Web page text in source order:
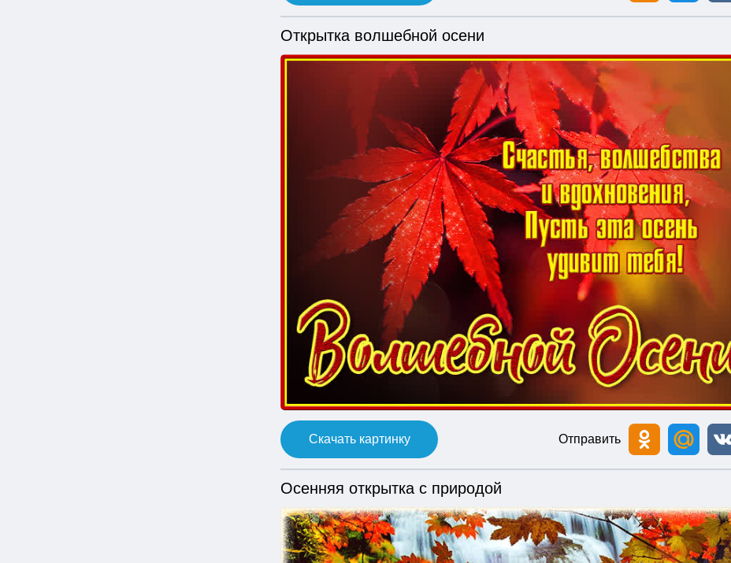
Открытка волшебной осени
Скачать картинку Отправить
Осенняя открытка с природой